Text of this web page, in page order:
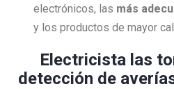
electrónicos, las más
y los productos de mayor
Electricista las
detección de